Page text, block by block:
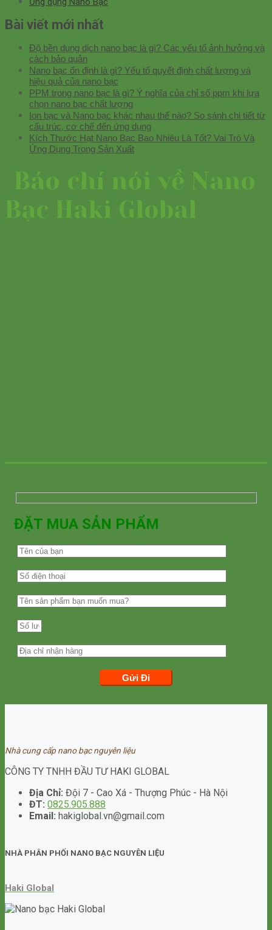
Bài viết mới nhất
Độ bền dung dịch nano bạc là gì? Các yếu tố ảnh hưởng và
cách bảo quản
Nano bạc ổn định là gì? Yếu tố quyết định chất lượng và
hiệu quả của nano bạc
PPM trong nano bạc là gì? Ý nghĩa của chỉ số ppm khi lựa
chọn nano bạc chất lượng
Ion bạc và Nano bạc khác nhau thế nào? So sánh chi tiết từ
cấu trúc, cơ chế đến ứng dụng
Kích Thước Hạt Nano Bạc Bao Nhiêu Là Tốt? Vai Trò Và
Ứng Dụng Trong Sản Xuất
Báo chí nói về Nano
Bạc Haki Global
ĐẶT MUA SẢN PHẨM
Nhà cung cấp nano bạc nguyên liệu
CÔNG TY TNHH ĐẦU TƯ HAKI GLOBAL
Địa Chỉ: Đội 7 - Cao Xá - Thượng Phúc - Hà Nội
ĐT: 0825.905.888
Email: hakiglobal.vn@gmail.com
NHÀ PHÂN PHỐI NANO BẠC NGUYÊN LIỆU
Haki Global